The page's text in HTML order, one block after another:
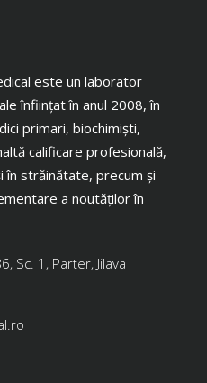
este un laborator
înființat în anul 2008, în
primari, biochimiști,
calificare profesională,
în străinătate, precum și
a noutăților în
Sc. 1, Parter, Jilava